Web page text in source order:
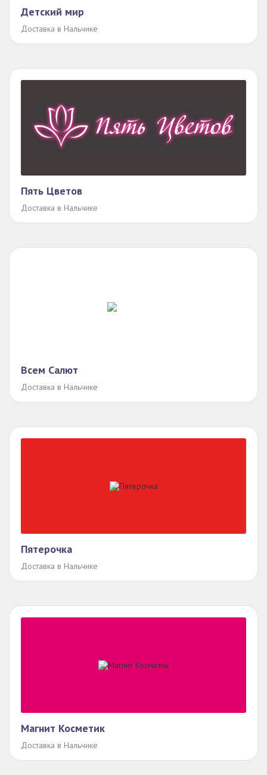
Детский мир
Доставка в Нальчике
Пять Цветов
Доставка в Нальчике
Всем Салют
Доставка в Нальчике
Пятерочка
Доставка в Нальчике
Магнит Косметик
Доставка в Нальчике